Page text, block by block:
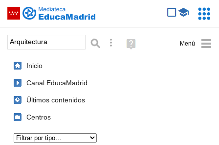
Saltar navegación
Palabra o frase: Búsqueda avanzada
Ayuda
(en
Inicio
Canal EducaMadrid
Últimos contenidos
Centros